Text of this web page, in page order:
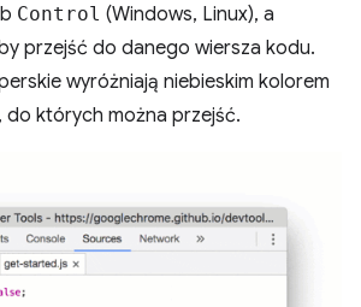
Control (Windows, Linux), a
przejść do danego wiersza kodu.
wyróżniają niebieskim kolorem
do których można przejść.